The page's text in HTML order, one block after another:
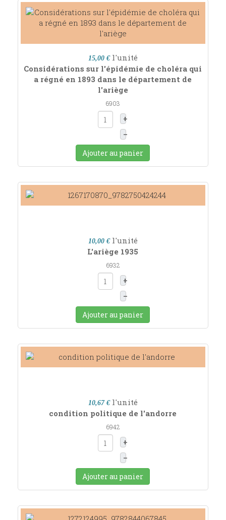
15,00 € l'unité
Considérations sur l'épidémie de choléra qui
a régné en 1893 dans le département de
l'ariège
6903
+
–
Ajouter au panier
10,00 € l'unité
L'ariège 1935
6932
+
–
Ajouter au panier
10,67 € l'unité
condition politique de l'andorre
6942
+
–
Ajouter au panier